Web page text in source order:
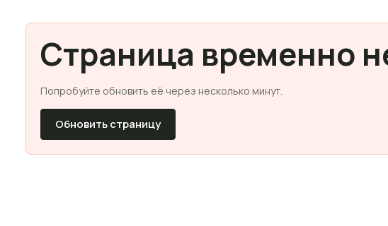
Страница временно
Попробуйте обновить её через несколько минут.
Обновить страницу